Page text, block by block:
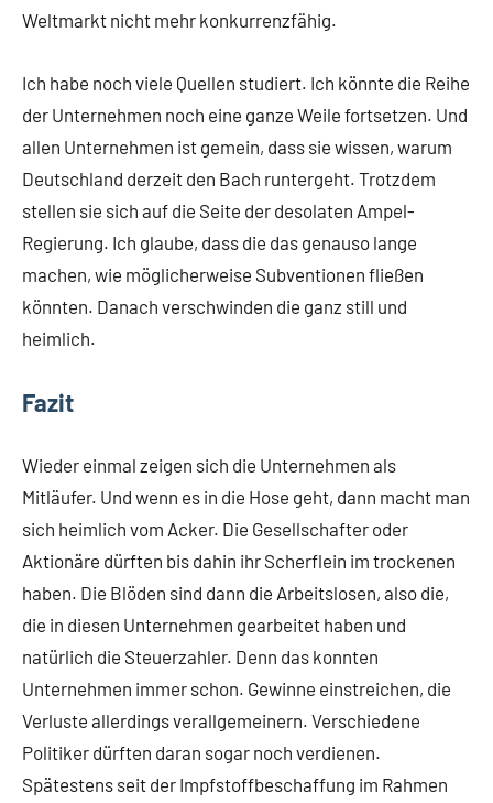
Weltmarkt nicht mehr konkurrenzfähig.
Ich habe noch viele Quellen studiert. Ich könnte die Reihe
der Unternehmen noch eine ganze Weile fortsetzen. Und
allen Unternehmen ist gemein, dass sie wissen, warum
Deutschland derzeit den Bach runtergeht. Trotzdem
stellen sie sich auf die Seite der desolaten Ampel-
Regierung. Ich glaube, dass die das genauso lange
machen, wie möglicherweise Subventionen fließen
könnten. Danach verschwinden die ganz still und
heimlich.
Fazit
Wieder einmal zeigen sich die Unternehmen als
Mitläufer. Und wenn es in die Hose geht, dann macht man
sich heimlich vom Acker. Die Gesellschafter oder
Aktionäre dürften bis dahin ihr Scherflein im trockenen
haben. Die Blöden sind dann die Arbeitslosen, also die,
die in diesen Unternehmen gearbeitet haben und
natürlich die Steuerzahler. Denn das konnten
Unternehmen immer schon. Gewinne einstreichen, die
Verluste allerdings verallgemeinern. Verschiedene
Politiker dürften daran sogar noch verdienen.
Spätestens seit der Impfstoffbeschaffung im Rahmen